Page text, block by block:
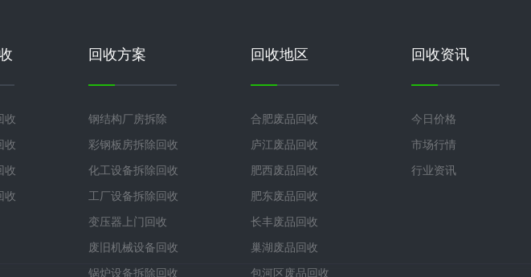
收
收
收
收
回收方案
钢结构厂房拆除
彩钢板房拆除回收
化工设备拆除回收
工厂设备拆除回收
变压器上门回收
废旧机械设备回收
锅炉设备拆除回收
回收地区
合肥废品回收
庐江废品回收
肥西废品回收
肥东废品回收
长丰废品回收
巢湖废品回收
包河区废品回收
回收资讯
今日价格
市场行情
行业资讯